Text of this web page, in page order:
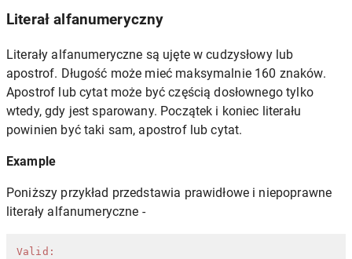
Literał alfanumeryczny
Literały alfanumeryczne są ujęte w cudzysłowy lub
apostrof. Długość może mieć maksymalnie 160 znaków.
Apostrof lub cytat może być częścią dosłownego tylko
wtedy, gdy jest sparowany. Początek i koniec literału
powinien być taki sam, apostrof lub cytat.
Example
Poniższy przykład przedstawia prawidłowe i niepoprawne
literały alfanumeryczne -
Valid: